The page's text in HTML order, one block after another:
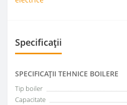
Specificații
SPECIFICAŢII TEHNICE BOILERE
Tip boiler
Capacitate